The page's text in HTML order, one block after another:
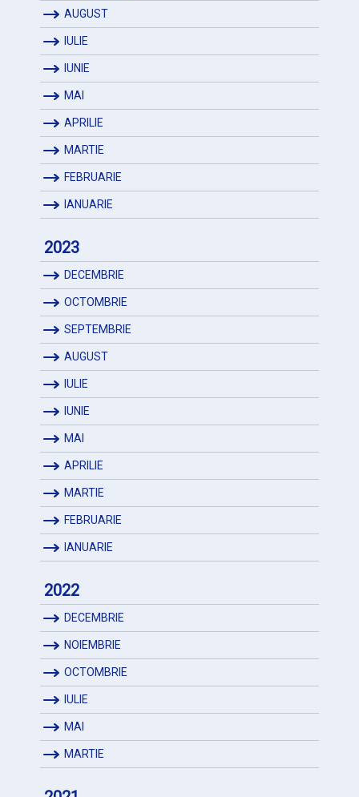
AUGUST
IULIE
IUNIE
MAI
APRILIE
MARTIE
FEBRUARIE
IANUARIE
2023
DECEMBRIE
OCTOMBRIE
SEPTEMBRIE
AUGUST
IULIE
IUNIE
MAI
APRILIE
MARTIE
FEBRUARIE
IANUARIE
2022
DECEMBRIE
NOIEMBRIE
OCTOMBRIE
IULIE
MAI
MARTIE